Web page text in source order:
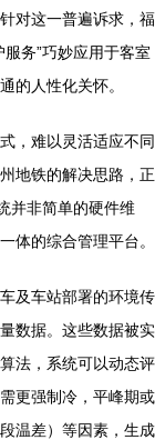
对这一普遍诉求，福
务”巧妙应用于客室
的人性化关怀。
，难以灵活适应不同
地铁的解决思路，正
并非简单的硬件维
体的综合管理平台。
及车站部署的环境传
数据。这些数据被实
法，系统可以动态评
更强制冷，平峰期或
温差）等因素，生成